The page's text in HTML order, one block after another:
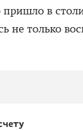
пришло в
не только